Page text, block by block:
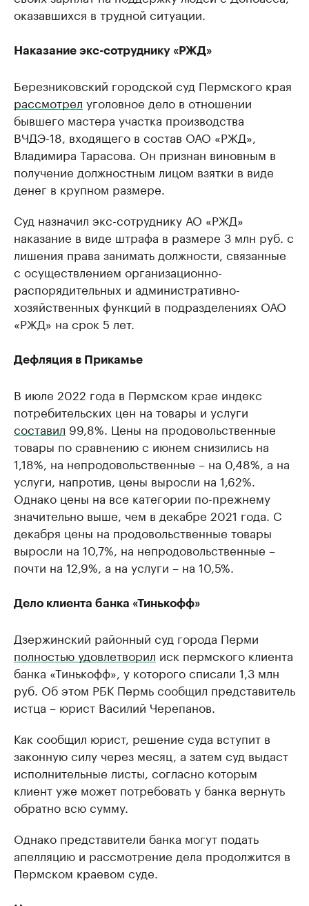
оказавшихся в трудной ситуации.
Наказание экс-сотруднику «РЖД»
Березниковский городской суд Пермского края
рассмотрел уголовное дело в отношении
бывшего мастера участка производства
ВЧДЭ-18, входящего в состав ОАО «РЖД»,
Владимира Тарасова. Он признан виновным в
получение должностным лицом взятки в виде
денег в крупном размере.
Суд назначил экс-сотруднику АО «РЖД»
наказание в виде штрафа в размере 3 млн руб. с
лишения права занимать должности, связанные
с осуществлением организационно-
распорядительных и административно-
хозяйственных функций в подразделениях ОАО
«РЖД» на срок 5 лет.
Дефляция в Прикамье
В июле 2022 года в Пермском крае индекс
потребительских цен на товары и услуги
составил 99,8%. Цены на продовольственные
товары по сравнению с июнем снизились на
1,18%, на непродовольственные – на 0,48%, а на
услуги, напротив, цены выросли на 1,62%.
Однако цены на все категории по-прежнему
значительно выше, чем в декабре 2021 года. С
декабря цены на продовольственные товары
выросли на 10,7%, на непродовольственные –
почти на 12,9%, а на услуги – на 10,5%.
Дело клиента банка «Тинькофф»
Дзержинский районный суд города Перми
полностью удовлетворил иск пермского клиента
банка «Тинькофф», у которого списали 1,3 млн
руб. Об этом РБК Пермь сообщил представитель
истца – юрист Василий Черепанов.
Как сообщил юрист, решение суда вступит в
законную силу через месяц, а затем суд выдаст
исполнительные листы, согласно которым
клиент уже может потребовать у банка вернуть
обратно всю сумму.
Однако представители банка могут подать
апелляцию и рассмотрение дела продолжится в
Пермском краевом суде.